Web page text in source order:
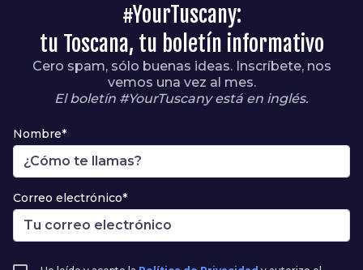
#YourTuscany:
tu Toscana, tu boletín informativo
Cero spam, sólo buenas ideas. Inscríbete, nos
vemos una vez al mes.
El boletín #YourTuscany está en inglés.
Nombre*
Correo electrónico*